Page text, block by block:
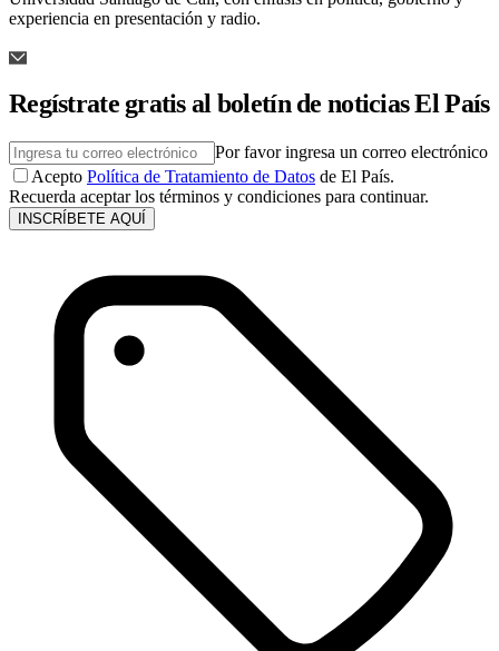
experiencia en presentación y radio.
Regístrate gratis al boletín de noticias El País
Por favor ingresa un correo electrónico
Acepto Política de Tratamiento de Datos de El País.
Recuerda aceptar los términos y condiciones para continuar.
INSCRÍBETE AQUÍ